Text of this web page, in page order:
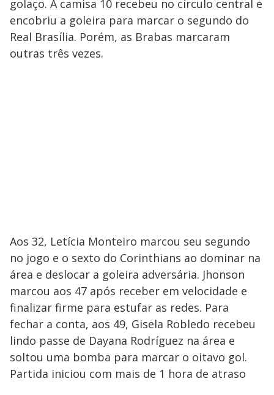
golaço. A camisa 10 recebeu no círculo central e
encobriu a goleira para marcar o segundo do
Real Brasília. Porém, as Brabas marcaram
outras três vezes.
Aos 32, Letícia Monteiro marcou seu segundo
no jogo e o sexto do Corinthians ao dominar na
área e deslocar a goleira adversária. Jhonson
marcou aos 47 após receber em velocidade e
finalizar firme para estufar as redes. Para
fechar a conta, aos 49, Gisela Robledo recebeu
lindo passe de Dayana Rodríguez na área e
soltou uma bomba para marcar o oitavo gol.
Partida iniciou com mais de 1 hora de atraso